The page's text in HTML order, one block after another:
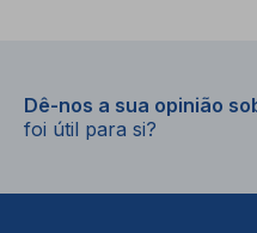
Dê-nos a sua opinião
foi útil para si?